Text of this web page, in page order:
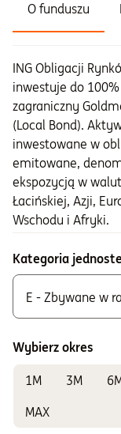
O funduszu
ING Obligacji
inwestuje do
zagraniczny
(Local Bond).
inwestowane w
emitowane,
ekspozycją w
Łacińskiej, Azji,
Wschodu i Afryki.
Kategoria
E - Zbywane w
K - Zbywane w
Do sprawdzania wyników
E - Zbywane w
Wybierz okres
1M 3M
MAX